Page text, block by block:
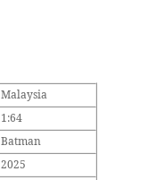
Malaysia
1:64
Batman
2025